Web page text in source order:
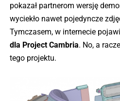
pokazał partnerom wersję
wyciekło nawet pojedyncze
Tymczasem, w internecie
dla Project Cambria. No, a
tego projektu.